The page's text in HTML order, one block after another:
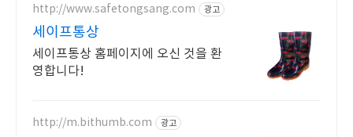
http://www.safetongsang.com 광고
세이프통상
세이프통상 홈페이지에 오신 것을 환
영합니다!
http://m.bithumb.com 광고